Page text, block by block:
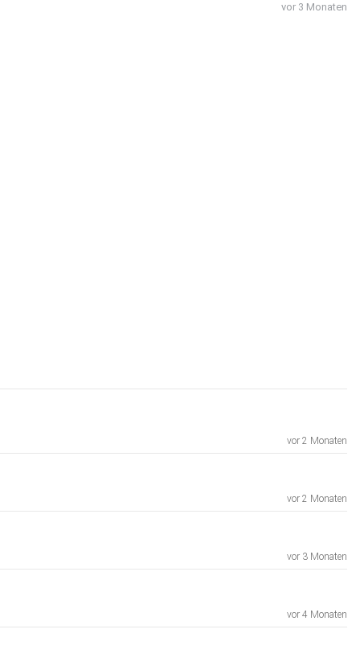
vor 3 Monaten
vor 2 Monaten
vor 2 Monaten
vor 3 Monaten
vor 4 Monaten